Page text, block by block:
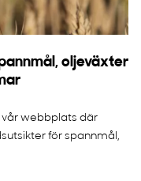
oljeväxter
vår webbplats där
för spannmål,